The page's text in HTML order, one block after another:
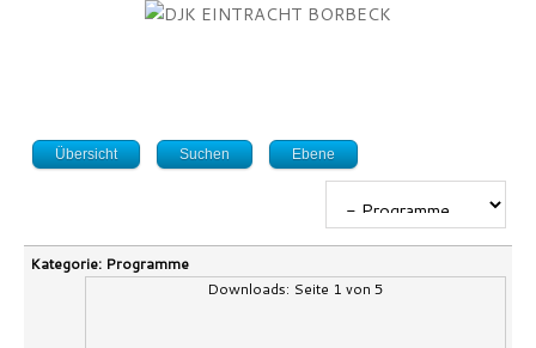
Übersicht Suchen Ebene
Kategorie: Programme
Downloads: Seite 1 von 5